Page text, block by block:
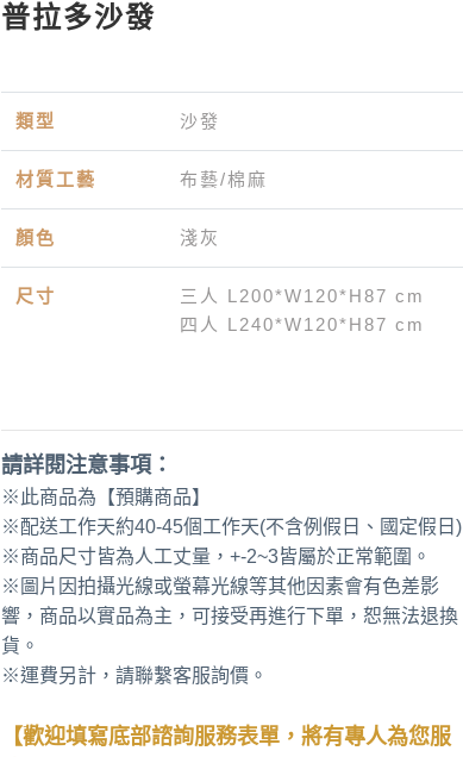
普拉多沙發
類型 沙發
材質工藝 布藝/棉麻
顏色 淺灰
尺寸
三人 L200*W120*H87 cm
四人 L240*W120*H87 cm
請詳閱注意事項：
※此商品為【預購商品】
※配送工作天約40-45個工作天(不含例假日、國定假日)
※商品尺寸皆為人工丈量，+-2~3皆屬於正常範圍。
※圖片因拍攝光線或螢幕光線等其他因素會有色差影
響，商品以實品為主，可接受再進行下單，恕無法退換
貨。
※運費另計，請聯繫客服詢價。
【歡迎填寫底部諮詢服務表單，將有專人為您服